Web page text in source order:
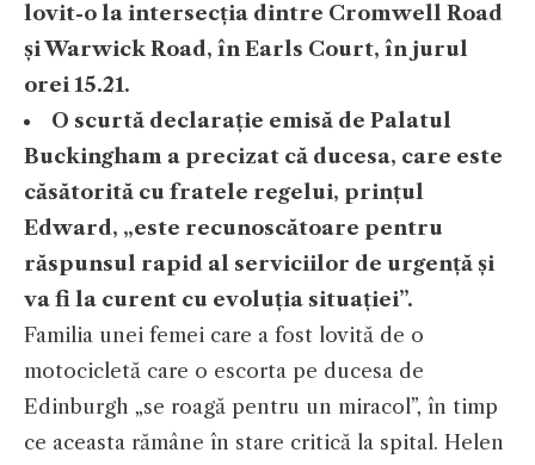
lovit-o la intersecția dintre Cromwell Road
și Warwick Road, în Earls Court, în jurul
orei 15.21.
O scurtă declarație emisă de Palatul
Buckingham a precizat că ducesa, care este
căsătorită cu fratele regelui, prințul
Edward, „este recunoscătoare pentru
răspunsul rapid al serviciilor de urgență și
va fi la curent cu evoluția situației”.
Familia unei femei care a fost lovită de o
motocicletă care o escorta pe ducesa de
Edinburgh „se roagă pentru un miracol”, în timp
ce aceasta rămâne în stare critică la spital. Helen